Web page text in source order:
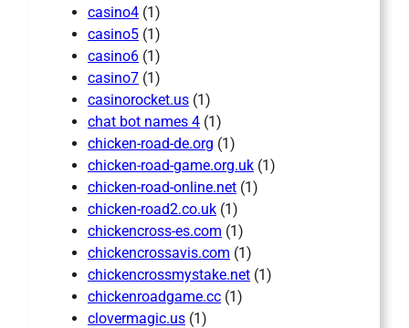
casino4 (1)
casino5 (1)
casino6 (1)
casino7 (1)
casinorocket.us (1)
chat bot names 4 (1)
chicken-road-de.org (1)
chicken-road-game.org.uk (1)
chicken-road-online.net (1)
chicken-road2.co.uk (1)
chickencross-es.com (1)
chickencrossavis.com (1)
chickencrossmystake.net (1)
chickenroadgame.cc (1)
clovermagic.us (1)